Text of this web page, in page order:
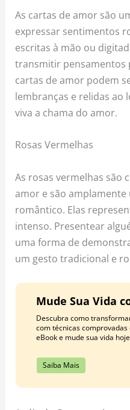
As cartas de amor são
expressar sentimentos
escritas à mão ou
transmitir pensamentos
cartas de amor podem
lembranças e relidas ao
viva a chama do amor.
Rosas Vermelhas
As rosas vermelhas são
amor e são
romântico. Elas
intenso. Presentear
uma forma de
um gesto tradicional e
Mude Sua Vida
Descubra como
com técnicas
eBook e mude sua vida
Saiba Mais